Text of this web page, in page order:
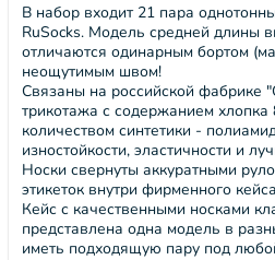
В набор входит 21 пара
RuSocks. Модель средней длины
отличаются одинарным бортом
неощутимым швом!
Связаны на российской фабрике
трикотажа с содержанием
количеством синтетики -
изностойкости, эластичности и
Носки свернуты аккуратными
этикеток внутри фирменного
Кейс с качественными носками
представлена одна модель в
иметь подходящую пару под